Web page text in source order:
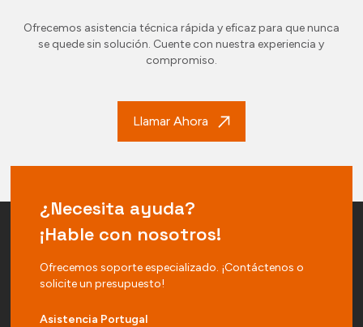
Ofrecemos asistencia técnica rápida y eficaz para que nunca
se quede sin solución. Cuente con nuestra experiencia y
compromiso.
Llamar Ahora
¿Necesita ayuda?
¡Hable con nosotros!
Ofrecemos soporte especializado. ¡Contáctenos o
solicite un presupuesto!
Asistencia Portugal